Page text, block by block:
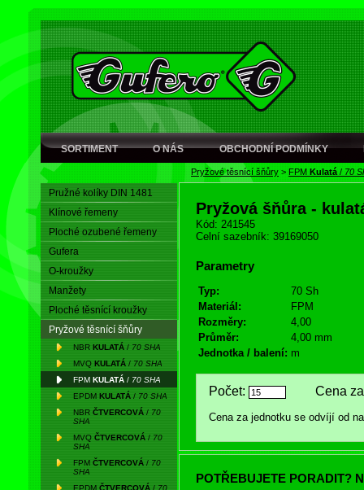
SORTIMENT O NÁS OBCHODNÍ PODMÍNKY
Pryžové těsnící šňůry > FPM Kulatá / 70
Pružné kolíky DIN 1481
Klínové řemeny
Ploché ozubené řemeny
Gufera
O-kroužky
Manžety
Ploché těsnící kroužky
Pryžové těsnící šňůry
NBR KULATÁ / 70 SHA
MVQ KULATÁ / 70 SHA
FPM KULATÁ / 70 SHA
EPDM KULATÁ / 70 SHA
NBR ČTVERCOVÁ / 70
SHA
MVQ ČTVERCOVÁ / 70
SHA
FPM ČTVERCOVÁ / 70
SHA
EPDM ČTVERCOVÁ / 70
Pryžová šňůra -
Kód: 241545
Celní sazebník: 39169050
Parametry
Typ:
70 Sh
Materiál:
FPM
Rozměry:
4,00
Průměr:
4,00 mm
Jednotka / balení: m
Počet: Cena za
Cena za jednotku se odvíjí od
POTŘEBUJETE PORADIT?